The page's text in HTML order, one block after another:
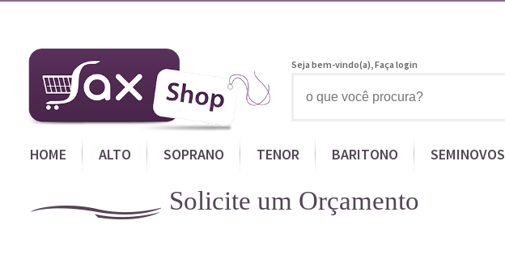
Seja bem-vindo(a),Faça login
HOME ALTO SOPRANO TENOR BARITONO SEMINOVOS
Solicite um Orçamento